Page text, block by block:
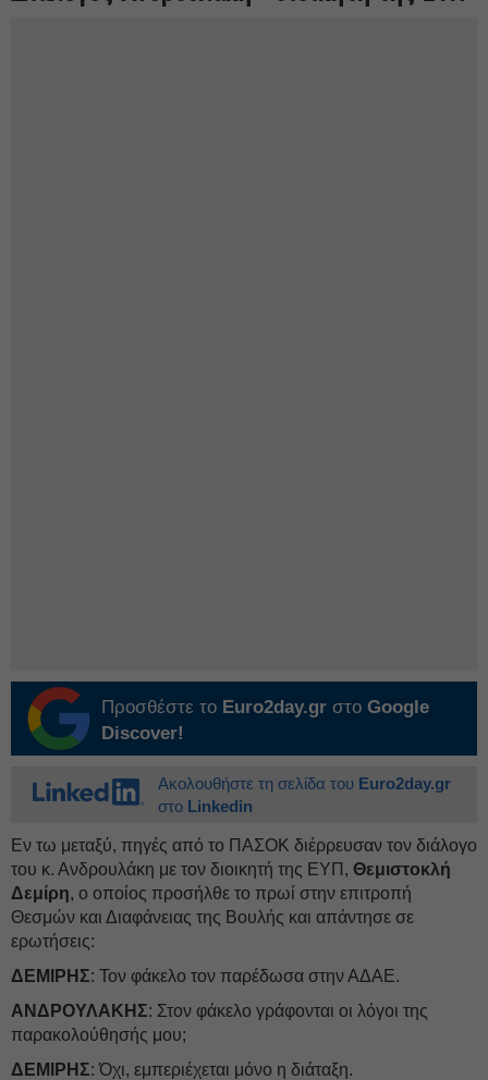
Προσθέστε το Euro2day.gr στο Google
Discover!
Ακολουθήστε τη σελίδα του Euro2day.gr
στο Linkedin
Εν τω μεταξύ, πηγές από το ΠΑΣΟΚ διέρρευσαν τον διάλογο
του κ. Ανδρουλάκη με τον διοικητή της ΕΥΠ, Θεμιστοκλή
Δεμίρη, ο οποίος προσήλθε το πρωί στην επιτροπή
Θεσμών και Διαφάνειας της Βουλής και απάντησε σε
ερωτήσεις:
ΔΕΜΙΡΗΣ: Τον φάκελο τον παρέδωσα στην ΑΔΑΕ.
ΑΝΔΡΟΥΛΑΚΗΣ: Στον φάκελο γράφονται οι λόγοι της
παρακολούθησής μου;
ΔΕΜΙΡΗΣ: Όχι, εμπεριέχεται μόνο η διάταξη.